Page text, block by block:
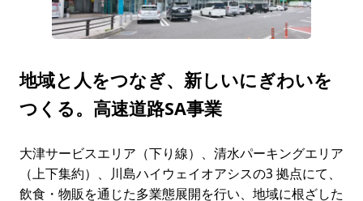
地域と⼈をつなぎ、新しいにぎわいを
つくる。 高速道路SA事業
⼤津サービスエリア（下り線）、清⽔パーキングエリア
（上下集約）、川島ハイウェイオアシスの3 拠点にて、
飲⾷・物販を通じた多業態展開を⾏い、地域に根ざした